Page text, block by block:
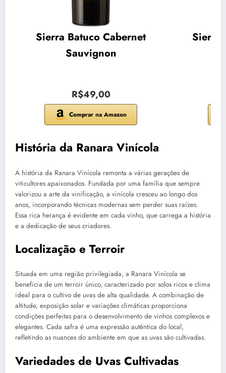
Sierra Batuco Cabernet
Sauvignon
R$49,00
Comprar na Amazon
Sierra
História da Ranara Vinícola
A história da Ranara Vinícola remonta a várias gerações de
viticultores apaixonados. Fundada por uma família que sempre
valorizou a arte da vinificação, a vinícola cresceu ao longo dos
anos, incorporando técnicas modernas sem perder suas raízes.
Essa rica herança é evidente em cada vinho, que carrega a história
e a dedicação de seus criadores.
Localização e Terroir
Situada em uma região privilegiada, a Ranara Vinícola se
beneficia de um terroir único, caracterizado por solos ricos e clima
ideal para o cultivo de uvas de alta qualidade. A combinação de
altitude, exposição solar e variações climáticas proporciona
condições perfeitas para o desenvolvimento de vinhos complexos e
elegantes. Cada safra é uma expressão autêntica do local,
refletindo as nuances do ambiente em que as uvas são cultivadas.
Variedades de Uvas Cultivadas